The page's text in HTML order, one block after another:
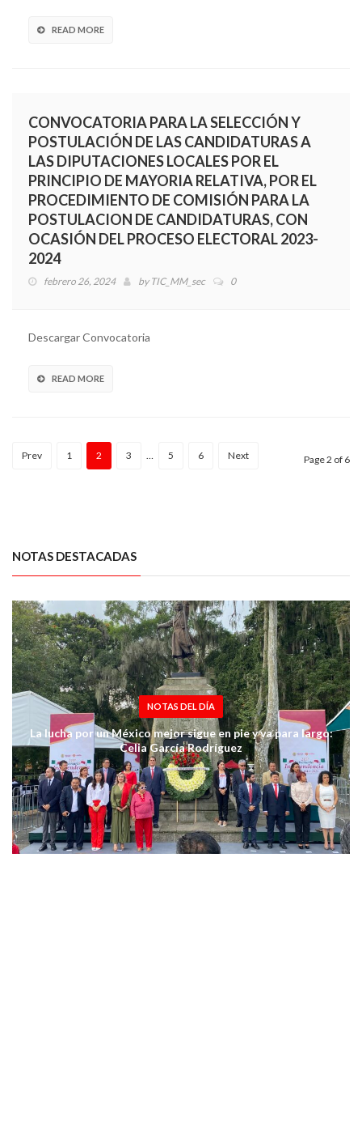
READ MORE
CONVOCATORIA PARA LA SELECCIÓN Y
POSTULACIÓN DE LAS CANDIDATURAS A
LAS DIPUTACIONES LOCALES POR EL
PRINCIPIO DE MAYORIA RELATIVA, POR EL
PROCEDIMIENTO DE COMISIÓN PARA LA
POSTULACION DE CANDIDATURAS, CON
OCASIÓN DEL PROCESO ELECTORAL 2023-
2024
febrero 26, 2024 by TIC_MM_sec 0
Descargar Convocatoria
READ MORE
Prev 1 2 3 5 6 Next Page 2 of 6
NOTAS DESTACADAS
NOTAS DEL DÍA
La lucha por un México mejor sigue en pie y va para largo:
Celia García Rodríguez